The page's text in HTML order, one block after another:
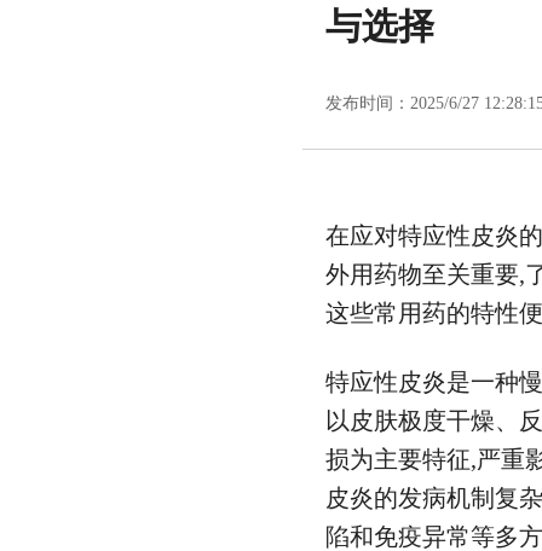
与选择
发布时间：2025/6/27
在应对特应性皮炎
外用药物至关重要,
这些常用药的特性
特应性皮炎是一种
以皮肤极度干燥、
损为主要特征,严重
皮炎的发病机制复
陷和免疫异常等多